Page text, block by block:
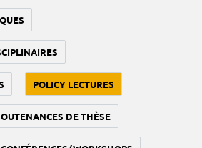
POLICY LECTURES
DE THÈSE